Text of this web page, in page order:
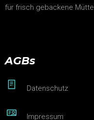
für frisch gebackene
AGBs
Datenschutz
Impressum